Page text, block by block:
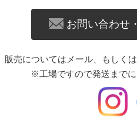
お問い合わせ
販売についてはメール、もしく
※工場ですので発送までに